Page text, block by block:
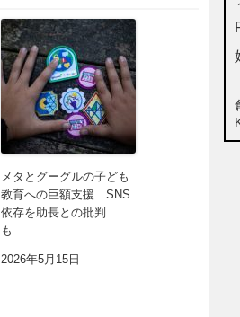
メタとグーグルの子ども
教育への巨額支援 SNS
依存を助長との批判
も
2026年5月15日